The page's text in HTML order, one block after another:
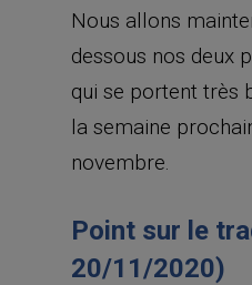
Nous allons
dessous nos deux
qui se portent très
la semaine
novembre.
Point sur le
20/11/2020)